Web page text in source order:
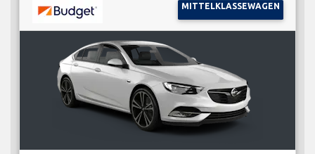
MITTELKLASSEWAGEN